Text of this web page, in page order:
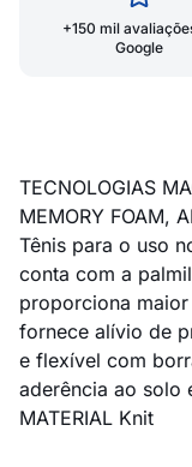
+150 mil
Google
TECNOLOGIAS
MEMORY FOAM,
Tênis para o uso
conta com a
proporciona
fornece alívio de
e flexível com
aderência ao solo
MATERIAL Knit